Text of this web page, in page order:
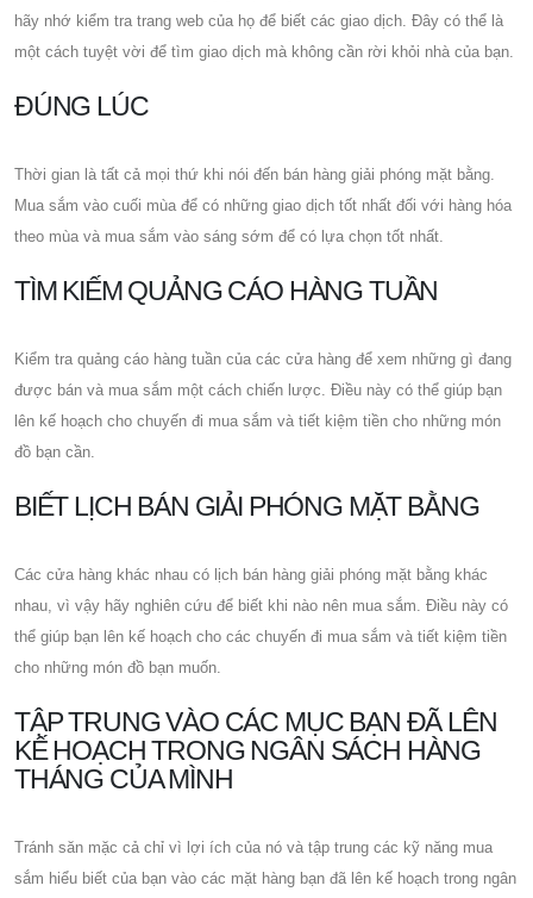
hãy nhớ kiểm tra trang web của họ để biết các giao dịch. Đây có thể là
một cách tuyệt vời để tìm giao dịch mà không cần rời khỏi nhà của bạn.
ĐÚNG LÚC
Thời gian là tất cả mọi thứ khi nói đến bán hàng giải phóng mặt bằng.
Mua sắm vào cuối mùa để có những giao dịch tốt nhất đối với hàng hóa
theo mùa và mua sắm vào sáng sớm để có lựa chọn tốt nhất.
TÌM KIẾM QUẢNG CÁO HÀNG TUẦN
Kiểm tra quảng cáo hàng tuần của các cửa hàng để xem những gì đang
được bán và mua sắm một cách chiến lược. Điều này có thể giúp bạn
lên kế hoạch cho chuyến đi mua sắm và tiết kiệm tiền cho những món
đồ bạn cần.
BIẾT LỊCH BÁN GIẢI PHÓNG MẶT BẰNG
Các cửa hàng khác nhau có lịch bán hàng giải phóng mặt bằng khác
nhau, vì vậy hãy nghiên cứu để biết khi nào nên mua sắm. Điều này có
thể giúp bạn lên kế hoạch cho các chuyến đi mua sắm và tiết kiệm tiền
cho những món đồ bạn muốn.
TẬP TRUNG VÀO CÁC MỤC BẠN ĐÃ LÊN
KẾ HOẠCH TRONG NGÂN SÁCH HÀNG
THÁNG CỦA MÌNH
Tránh săn mặc cả chỉ vì lợi ích của nó và tập trung các kỹ năng mua
sắm hiểu biết của bạn vào các mặt hàng bạn đã lên kế hoạch trong ngân